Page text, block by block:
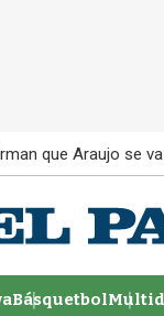
que Araujo se
Básquetbol